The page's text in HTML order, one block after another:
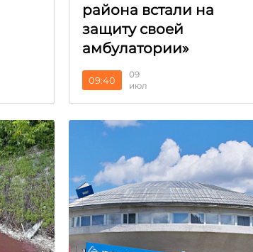
района встали на
защиту своей
амбулатории»
09:40
09
июл